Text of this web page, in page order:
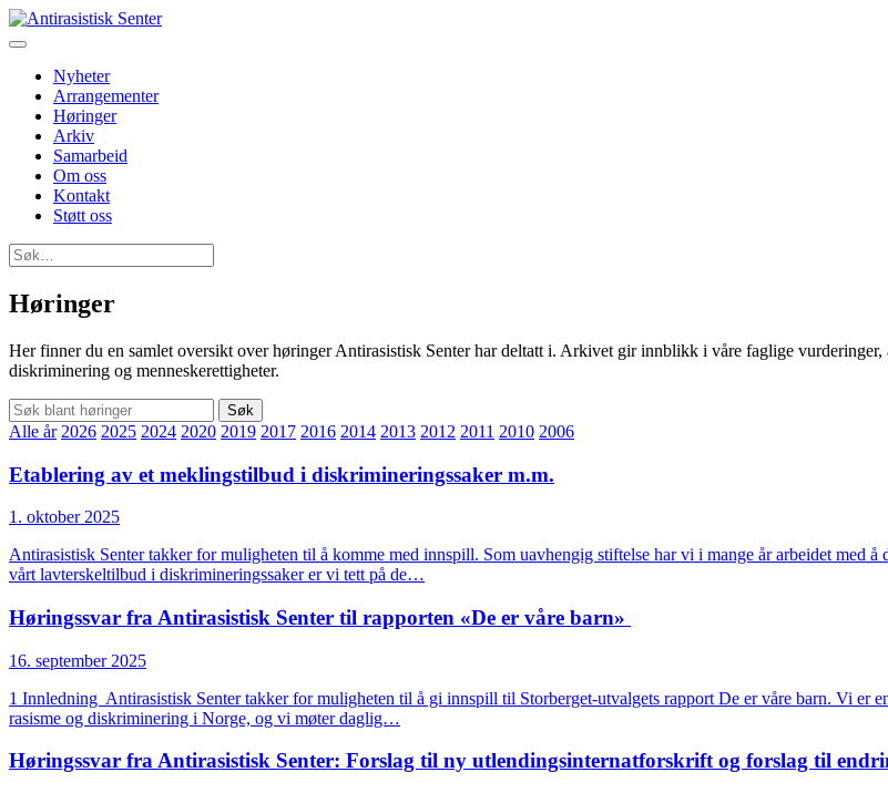
Nyheter
Arrangementer
Høringer
Arkiv
Samarbeid
Om oss
Kontakt
Støtt oss
Søk
etter:
Høringer
Her finner du en samlet oversikt over høringer Antirasistisk Senter har deltatt i. Arkivet gir innblikk i våre faglige
diskriminering og menneskerettigheter.
Søk
Alle år 2026 2025 2024 2020 2019 2017 2016 2014 2013 2012 2011 2010 2006
Etablering av et meklingstilbud i diskrimineringssaker m.m.
1. oktober 2025
Antirasistisk Senter takker for muligheten til å komme med innspill. Som uavhengig stiftelse har vi i mange år arbeidet med
vårt lavterskeltilbud i diskrimineringssaker er vi tett på de…
Høringssvar fra Antirasistisk Senter til rapporten «De er våre barn»
16. september 2025
1 Innledning Antirasistisk Senter takker for muligheten til å gi innspill til Storberget-utvalgets rapport De er våre barn. Vi er
rasisme og diskriminering i Norge, og vi møter daglig…
Høringssvar fra Antirasistisk Senter: Forslag til ny utlendingsinternatforskrift og forslag til